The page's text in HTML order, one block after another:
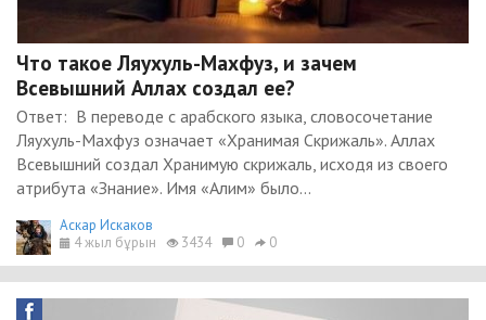
Что такое Ляухуль-Махфуз, и зачем
Всевышний Аллах создал ее?
Ответ: В переводе с арабского языка, словосочетание
Ляухуль-Махфуз означает «Хранимая Скрижаль». Аллах
Всевышний создал Хранимую скрижаль, исходя из своего
атрибута «Знание». Имя «Алим» было...
Аскар Искаков
4 жыл бұрын
3434 0 0